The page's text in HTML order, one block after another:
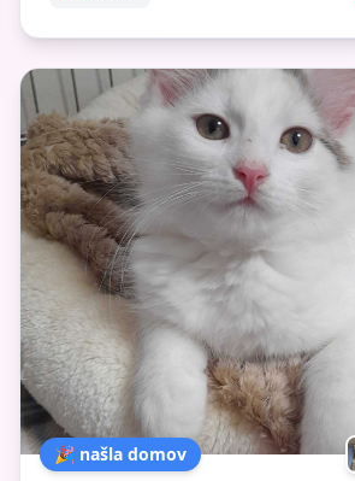
🎉 našla domov